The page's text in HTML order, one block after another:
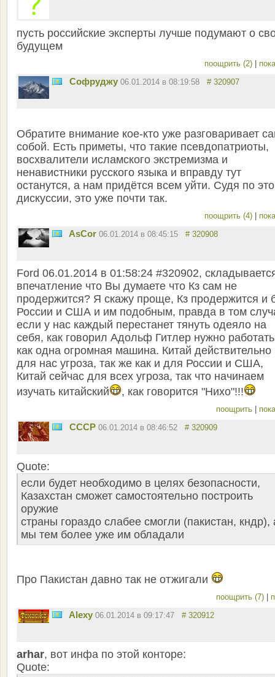
пусть российские эксперты лучше подумают о
будущем
поощрить (2)
Софруджу 06.01.2014 в 08:19:58 # 320907
Обратите внимание кое-кто уже разговаривает
собой. Есть приметы, что такие псевдопатриоты,
восхвалители исламского экстремизма и
ненавистники русского языка и вправду тут
останутся, а нам придётся всем уйти. Судя по
дискуссии, это уже почти так.
поощрить (4)
AsCor 06.01.2014 в 08:45:15 # 320908
Ford 06.01.2014 в 01:58:24 #320902,
впечатление что Вы думаете что Кз сам не
продержится? Я скажу проще, Кз продержится и
России и США и им подобным, правда в том
если у нас каждый перестанет тянуть одеяло на
себя, как говорил Адольф Гитлер нужно работать
как одна огромная машина. Китай действительно
для нас угроза, так же как и для России и США,
Китай сейчас для всех угроза, так что начинаем
изучать китайский
, как говорится "Нихо"!!!
поощрить
СССР 06.01.2014 в 08:46:52 # 320909
Quote:
если будет необходимо в целях безопасности,
Казахстан сможет самостоятельно построить
оружие
страны гораздо слабее смогли (пакистан, кндр),
мы тем более уже им обладали
Про Пакистан давно так не отжигали
поощрить (7)
Alexy 06.01.2014 в 09:17:47 # 320912
arhar, вот инфа по этой конторе:
Quote: